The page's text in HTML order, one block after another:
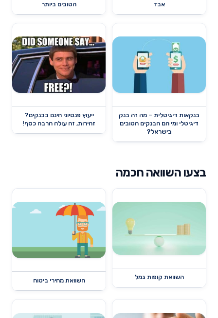
אבד
הטובים ביותר
בנקאות דיגיטלית – מה זה בנק
דיגיטלי ומי הם הבנקים הטובים
בישראל?
ייעוץ פנסיוני חינם בבנקים?
זהירות, זה עולה הרבה כסף!
בצעו השוואה חכמה
השוואת קופות גמל
השוואת מחירי ביטוח